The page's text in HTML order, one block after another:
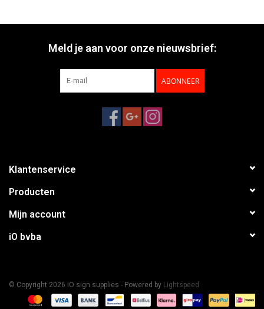
Meld je aan voor onze nieuwsbrief:
ABONNEER
Klantenservice
Producten
Mijn account
iO bvba
© Copyright 2026 iO sign supplies - Powered by Lightspeed